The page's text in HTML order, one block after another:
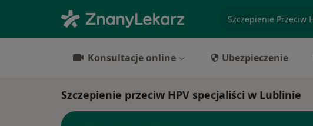
Konsultacje online Ubezpieczenie
Szczepienie przeciw HPV specjaliści w Lublinie